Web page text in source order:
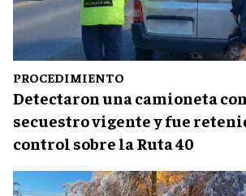
PROCEDIMIENTO
Detectaron una camioneta
secuestro vigente y fue
control sobre la Ruta 40